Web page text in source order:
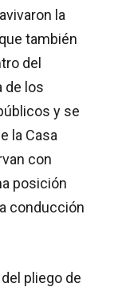
la
también
del
de los
y se
la Casa
con
posición
conducción
pliego de